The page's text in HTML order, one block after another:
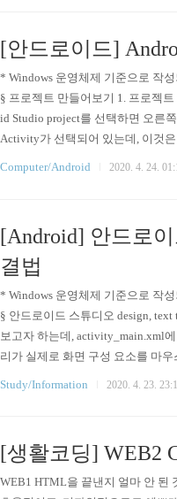
[안드로이드]
* Windows 운영체제 기준으로 작
§ 프로젝트 만들어보기 1. 프로젝
id Studio project를 선택하면 오른
Activity가 선택되어 있는데, 이것
Computer/Android 2020. 4. 24.
[Android] 안드로이
결법
* Windows 운영체제 기준으로 작
§ 안드로이드 스튜디오 design,
보고자 하는데, activity_main.xml
리가 실제로 화면 구성 요소를 마
Study/Information 2020. 4. 23.
[생활코딩] WEB2
WEB1 HTML을 끝낸지 얼마 안 된